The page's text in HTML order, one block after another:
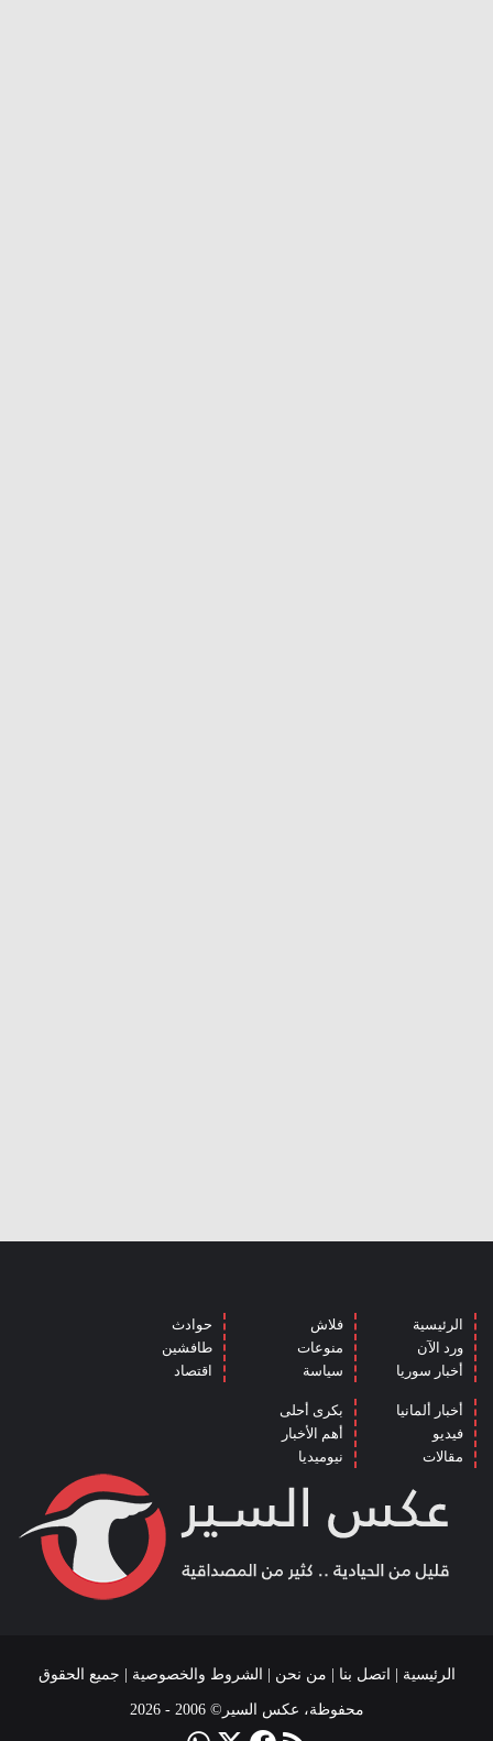
الرئيسية
ورد الآن
أخبار سوريا
فلاش
منوعات
سياسة
حوادث
طافشين
اقتصاد
أخبار ألمانيا
فيديو
مقالات
بكرى أحلى
أهم الأخبار
نيوميديا
الرئيسية اتصل بنا من نحن الشروط والخصوصية | جميع الحقوق
محفوظة، عكس السير© 2006 - 2026